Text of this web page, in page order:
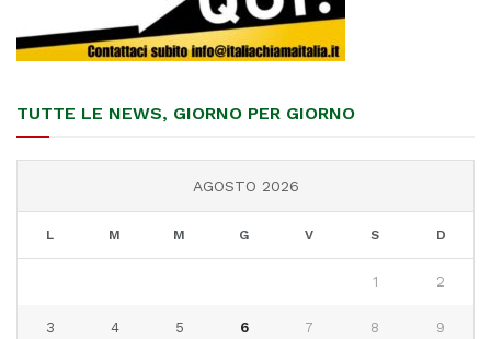
TUTTE LE NEWS, GIORNO PER GIORNO
AGOSTO 2026
L M M G V S D
1 2
3 4 5 6 7 8 9